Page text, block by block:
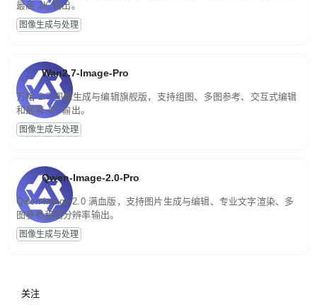
最高 2K 输出。
图像生成与处理
Wan2.7-Image-Pro
万相 2.7 图像生成与编辑旗舰版，支持组图、多图参考、交互式编辑
和最高 4K 输出。
图像生成与处理
Qwen-Image-2.0-Pro
Qwen-Image-2.0 满血版，支持图片生成与编辑、专业文字渲染、多
图参考和高分辨率输出。
图像生成与处理
关注